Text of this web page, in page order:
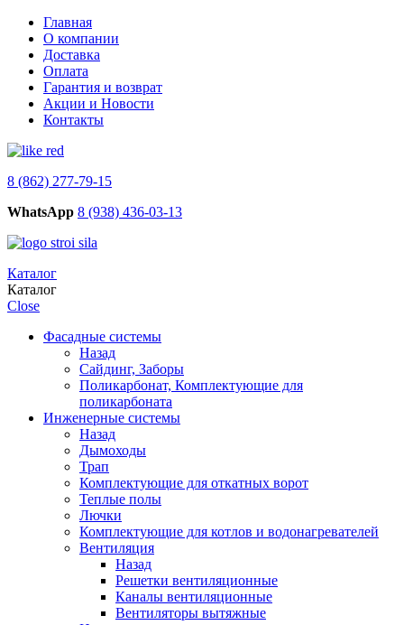
Главная
О компании
Доставка
Оплата
Гарантия и возврат
Акции и Новости
Контакты
8 (862) 277-79-15
WhatsApp 8 (938) 436-03-13
Каталог
Каталог
Close
Фасадные системы
Назад
Сайдинг, Заборы
Поликарбонат, Комплектующие для
поликарбоната
Инженерные системы
Назад
Дымоходы
Трап
Комплектующие для откатных ворот
Теплые полы
Лючки
Комплектующие для котлов и водонагревателей
Вентиляция
Назад
Решетки вентиляционные
Каналы вентиляционные
Вентиляторы вытяжные